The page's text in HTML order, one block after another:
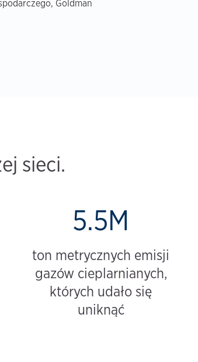
Goldman
sieci.
5.5M
ton metrycznych emisji
gazów cieplarnianych,
których udało się
uniknąć